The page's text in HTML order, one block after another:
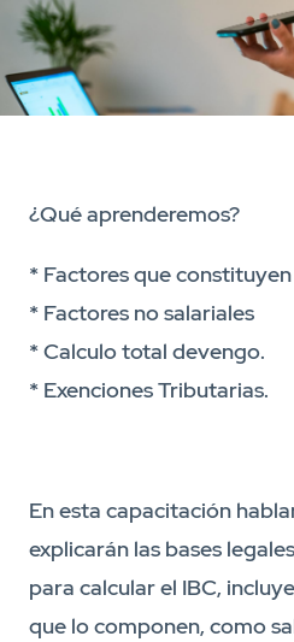
¿Qué aprenderemos?
* Factores que
* Factores no salariales
* Calculo total devengo.
* Exenciones Tributarias.
En esta capacitación
explicarán las bases
para calcular el IBC,
que lo componen, como